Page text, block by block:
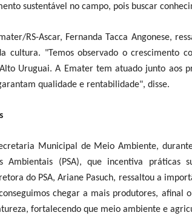
sustentável no campo, pois buscar
RS-Ascar, Fernanda Tacca Angonese,
cultura. "Temos observado o crescimento
Uruguai. A Emater tem atuado junto aos
qualidade e rentabilidade", disse.
Municipal de Meio Ambiente,
Ambientais (PSA), que incentiva práticas
do PSA, Ariane Pasuch, ressaltou a
chegar a mais produtores, afinal
fortalecendo que meio ambiente e